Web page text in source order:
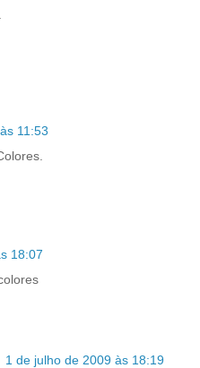
11:53
18:07
1 de julho de 2009 às 18:19